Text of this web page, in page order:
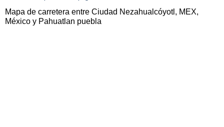
Mapa de carretera entre Ciudad Nezahualcóyotl, MEX,
México y Pahuatlan puebla